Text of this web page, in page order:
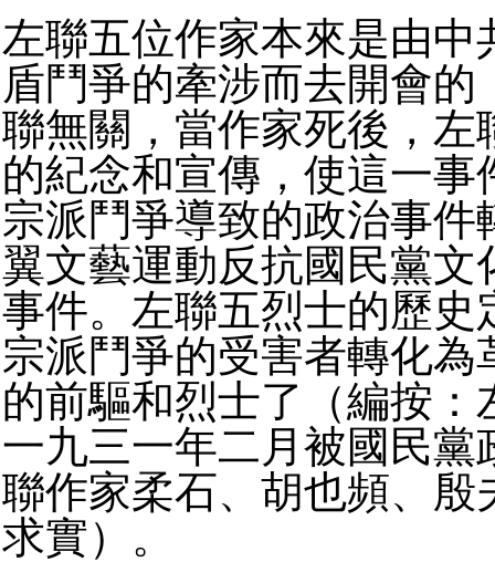
左聯五位作家本來是由中
盾鬥爭的牽涉而去開會的
聯無關，當作家死後，左
的紀念和宣傳，使這一事
宗派鬥爭導致的政治事件
翼文藝運動反抗國民黨文
事件。左聯五烈士的歷史
宗派鬥爭的受害者轉化為
的前驅和烈士了（編按：
一九三一年二月被國民黨
聯作家柔石、胡也頻、殷
求實）。